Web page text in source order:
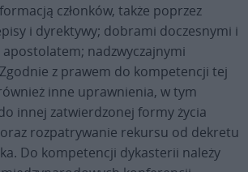
członków, także poprzez
i dyrektywy; dobrami doczesnymi i
nadzwyczajnymi
z prawem do kompetencji tej
inne uprawnienia, w tym
innej zatwierdzonej formy życia
rozpatrywanie rekursu od dekretu
Do kompetencji dykasterii należy